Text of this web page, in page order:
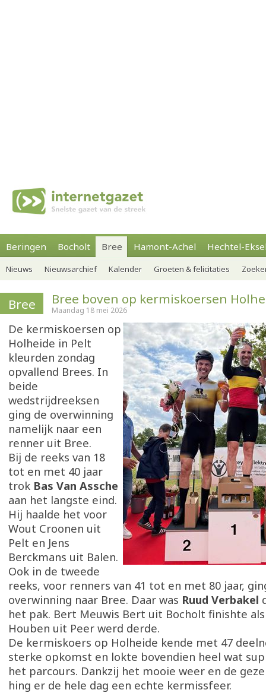
Beringen Bocholt Bree Hamont-Achel Hechtel-
Nieuws Nieuwsarchief Kalender Groeten & felicitaties
Bree Bree boven op kermiskoersen
Maandag 18 mei 2026
De kermiskoersen op
Holheide in Pelt
kleurden zondag
opvallend Brees. In
beide
wedstrijdreeksen
ging de overwinning
namelijk naar een
renner uit Bree.
Bij de reeks van 18
tot en met 40 jaar
trok Bas Van Assche
aan het langste eind.
Hij haalde het voor
Wout Croonen uit
Pelt en Jens
Berckmans uit Balen.
Ook in de tweede
reeks, voor renners van 41 tot en met 80 jaar,
overwinning naar Bree. Daar was Ruud Verbakel
het pak. Bert Meuwis Bert uit Bocholt finishte
Houben uit Peer werd derde.
De kermiskoers op Holheide kende met 47
sterke opkomst en lokte bovendien heel wat
het parcours. Dankzij het mooie weer en de
hing er de hele dag een echte kermissfeer.